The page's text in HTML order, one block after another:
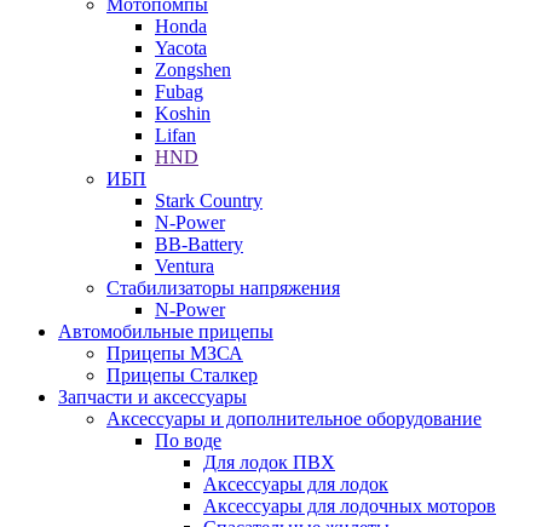
Мотопомпы
Honda
Yacota
Zongshen
Fubag
Koshin
Lifan
HND
ИБП
Stark Country
N-Power
BB-Battery
Ventura
Стабилизаторы напряжения
N-Power
Автомобильные прицепы
Прицепы МЗСА
Прицепы Сталкер
Запчасти и аксессуары
Аксессуары и дополнительное оборудование
По воде
Для лодок ПВХ
Аксессуары для лодок
Аксессуары для лодочных моторов